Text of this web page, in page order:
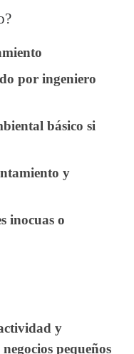
por ingeniero
básico si
y
inocuas o
y
pequeños